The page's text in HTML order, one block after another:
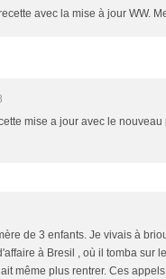
avec la mise à jour WW.
mise a jour avec le
de 3 enfants. Je vivais à
à Bresil , où il tomba sur
même plus rentrer. Ces